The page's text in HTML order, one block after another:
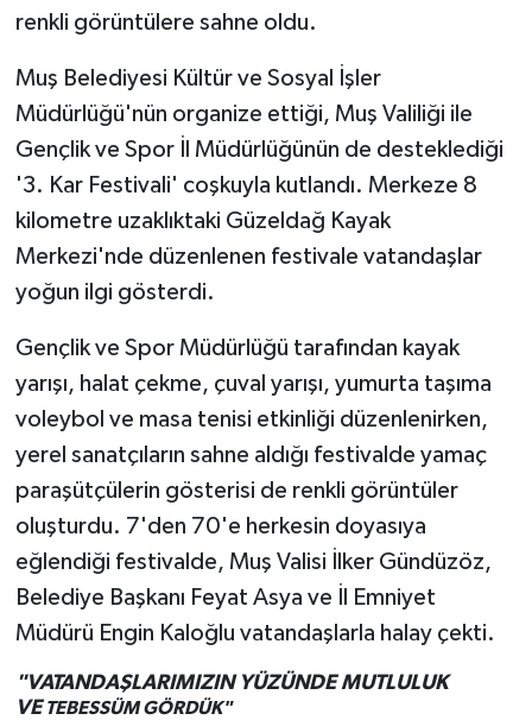
renkli görüntülere sahne oldu.
Muş Belediyesi Kültür ve Sosyal İşler
Müdürlüğü'nün organize ettiği, Muş Valiliği ile
Gençlik ve Spor İl Müdürlüğünün de desteklediği
'3. Kar Festivali' coşkuyla kutlandı. Merkeze 8
kilometre uzaklıktaki Güzeldağ Kayak
Merkezi'nde düzenlenen festivale vatandaşlar
yoğun ilgi gösterdi.
Gençlik ve Spor Müdürlüğü tarafından kayak
yarışı, halat çekme, çuval yarışı, yumurta taşıma
voleybol ve masa tenisi etkinliği düzenlenirken,
yerel sanatçıların sahne aldığı festivalde yamaç
paraşütçülerin gösterisi de renkli görüntüler
oluşturdu. 7'den 70'e herkesin doyasıya
eğlendiği festivalde, Muş Valisi İlker Gündüzöz,
Belediye Başkanı Feyat Asya ve İl Emniyet
Müdürü Engin Kaloğlu vatandaşlarla halay çekti.
"VATANDAŞLARIMIZIN YÜZÜNDE MUTLULUK
VETEBESSÜM GÖRDÜK"
Hasköy
Korkut
Bulanık
Malazgirt